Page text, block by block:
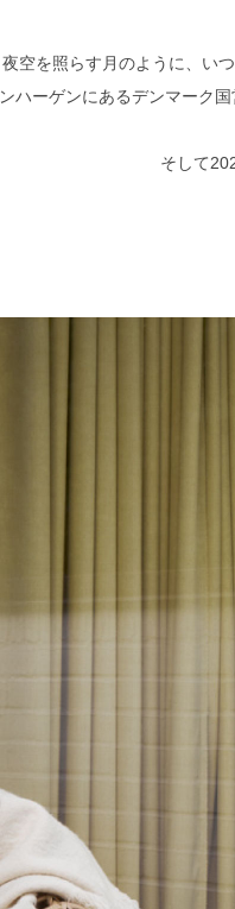
夜空を照らす月のように、い
ンハーゲンにあるデンマーク
そして